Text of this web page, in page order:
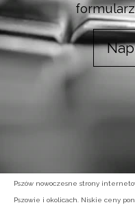
Pszów nowoczesne strony
Pszowie i okolicach. Niskie ceny